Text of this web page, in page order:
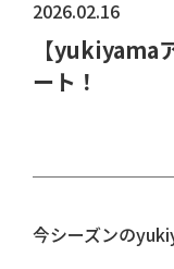
【yukiyama
ート！
2026.02.16
今シーズンの